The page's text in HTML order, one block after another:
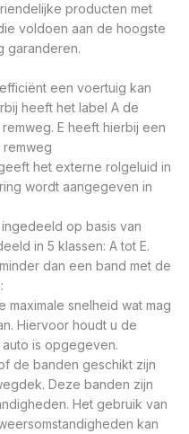
producten met
voldoen aan de hoogste
garanderen.
een voertuig kan
heeft het label A de
E heeft hierbij een
het externe rolgeluid in
wordt aangegeven in
op basis van
in 5 klassen: A tot E.
dan een band met de
maximale snelheid wat mag
Hiervoor houdt u de
auto is opgegeven.
de banden geschikt zijn
Deze banden zijn
Het gebruik van
kan